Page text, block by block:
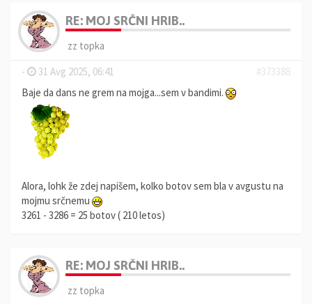
RE: MOJ SRČNI HRIB..
zz topka
-
31 Avg 2025, 06:41
#373388
Baje da dans ne grem na mojga...sem v bandimi.
Alora, lohk že zdej napišem, kolko botov sem bla v avgustu na
mojmu srčnemu
3261 - 3286 = 25 botov ( 210 letos)
RE: MOJ SRČNI HRIB..
zz topka